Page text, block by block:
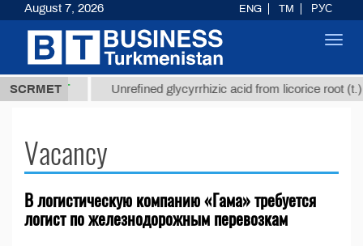
SCRMET
37,8 ТМТ Unrefined glycyrrhizic acid from licorice root (t.)
Vacancy
В логистическую компанию «Гама» требуется
логист по железнодорожным перевозкам
August 7, 2026 ENG TM РУС